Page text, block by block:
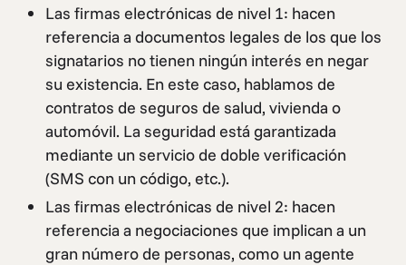
Las firmas electrónicas de nivel 1: hacen
referencia a documentos legales de los que los
signatarios no tienen ningún interés en negar
su existencia. En este caso, hablamos de
contratos de seguros de salud, vivienda o
automóvil. La seguridad está garantizada
mediante un servicio de doble verificación
(SMS con un código, etc.).
Las firmas electrónicas de nivel 2: hacen
referencia a negociaciones que implican a un
gran número de personas, como un agente